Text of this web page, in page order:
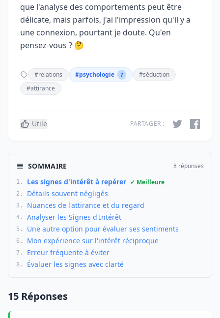
que l'analyse des comportements peut être
délicate, mais parfois, j'ai l'impression qu'il y a
une connexion, pourtant je doute. Qu'en
pensez-vous ? 🤔
#relations #psychologie 7
#séduction
#attirance
Utile PARTAGER :
SOMMAIRE 8 réponses
1. Les signes d'intérêt à repérer ✓ Meilleure
2. Détails souvent négligés
3. Nuances de l'attirance et du regard
4. Analyser les Signes d'Intérêt
5. Une autre option pour évaluer ses sentiments
6. Mon expérience sur l'intérêt réciproque
7. Erreur fréquente à éviter
8. Évaluer les signes avec clarté
15 Réponses